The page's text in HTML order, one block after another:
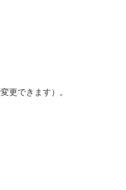
更できます）。